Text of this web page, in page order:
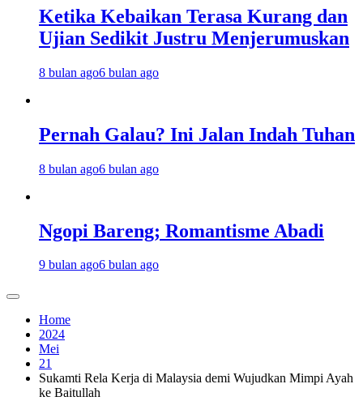
Ketika Kebaikan Terasa Kurang dan
Ujian Sedikit Justru Menjerumuskan
8 bulan ago6 bulan ago
Pernah Galau? Ini Jalan Indah Tuhan
8 bulan ago6 bulan ago
Ngopi Bareng; Romantisme Abadi
9 bulan ago6 bulan ago
Home
2024
Mei
21
Sukamti Rela Kerja di Malaysia demi Wujudkan Mimpi Ayah
ke Baitullah